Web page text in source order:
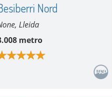
Nord
Lleida
metro